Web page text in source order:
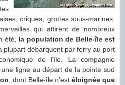
criques, grottes sous-marines,
qui attirent de nombreux
été, la population de Belle-île est
plupart débarquent par ferry au port
de l’île. La compagnie
ligne au départ de la pointe sud
, dont Belle-île n’est éloignée que